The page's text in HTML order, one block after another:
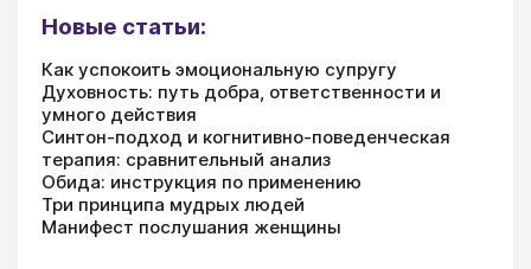
Новые статьи:
Как успокоить эмоциональную супругу
Духовность: путь добра, ответственности и
умного действия
Синтон-подход и когнитивно-поведенческая
терапия: сравнительный анализ
Обида: инструкция по применению
Три принципа мудрых людей
Манифест послушания женщины